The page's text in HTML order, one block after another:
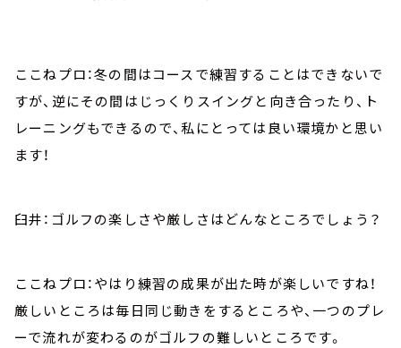
ここねプロ：冬の間はコースで練習することはできないで
すが、逆にその間はじっくりスイングと向き合ったり、ト
レーニングもできるので、私にとっては良い環境かと思い
ます！
臼井：ゴルフの楽しさや厳しさはどんなところでしょう？
ここねプロ：やはり練習の成果が出た時が楽しいですね！
厳しいところは毎日同じ動きをするところや、一つのプレ
ーで流れが変わるのがゴルフの難しいところです。